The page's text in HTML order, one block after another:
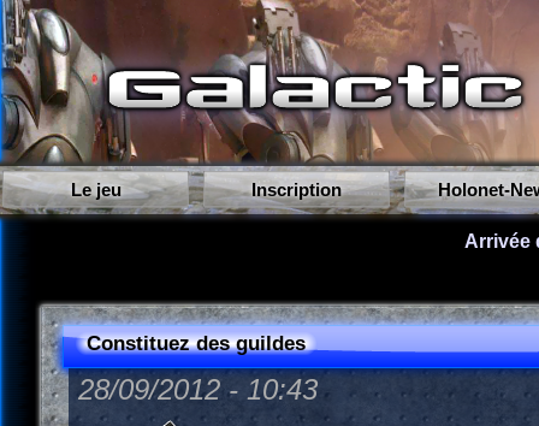
Le jeu Inscription Holonet-
Arrivée
Constituez des guildes
28/09/2012 - 10:43